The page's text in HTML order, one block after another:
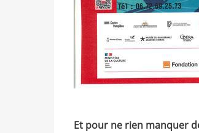
Et pour ne rien manquer